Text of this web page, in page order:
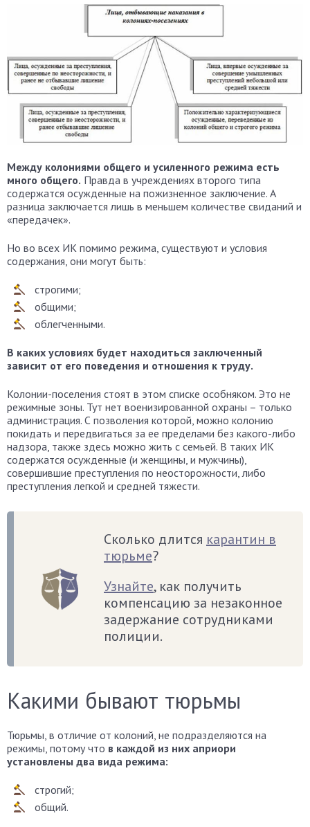
Между колониями общего и усиленного режима есть
много общего. Правда в учреждениях второго типа
содержатся осужденные на пожизненное заключение. А
разница заключается лишь в меньшем количестве свиданий и
«передачек».
Но во всех ИК помимо режима, существуют и условия
содержания, они могут быть:
строгими;
общими;
облегченными.
В каких условиях будет находиться заключенный
зависит от его поведения и отношения к труду.
Колонии-поселения стоят в этом списке особняком. Это не
режимные зоны. Тут нет военизированной охраны – только
администрация. С позволения которой, можно колонию
покидать и передвигаться за ее пределами без какого-либо
надзора, также здесь можно жить с семьей. В таких ИК
содержатся осужденные (и женщины, и мужчины),
совершившие преступления по неосторожности, либо
преступления легкой и средней тяжести.
Сколько длится карантин в
тюрьме?
Узнайте, как получить
компенсацию за незаконное
задержание сотрудниками
полиции.
Какими бывают тюрьмы
Тюрьмы, в отличие от колоний, не подразделяются на
режимы, потому что в каждой из них априори
установлены два вида режима:
строгий;
общий.